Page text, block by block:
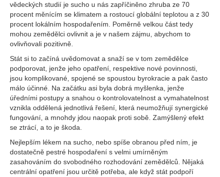
vědeckých studií je sucho u nás zapříčiněno zhruba ze 70
procent měnícím se klimatem a rostoucí globální teplotou a z 30
procent lokálním hospodařením. Poměrně velkou část tedy
mohou zemědělci ovlivnit a je v našem zájmu, abychom to
ovlivňovali pozitivně.
Stát si to začíná uvědomovat a snaží se v tom zemědělce
podporovat, jenže jeho opatření, respektive nové povinnosti,
jsou komplikované, spojené se spoustou byrokracie a pak často
málo účinné. Na začátku asi byla dobrá myšlenka, jenže
úředními postupy a snahou o kontrolovatelnost a vymahatelnost
vznikla oddělená jednotlivá řešení, která neumožňují synergické
fungování, a mnohdy jdou naopak proti sobě. Zamýšlený efekt
se ztrácí, a to je škoda.
Nejlepším lékem na sucho, nebo spíše obranou před ním, je
dostatečně pestré hospodaření s velmi umírněným
zasahováním do svobodného rozhodování zemědělců. Nějaká
centrální opatření jsou určitě potřeba, ale když stát podpoří